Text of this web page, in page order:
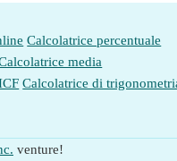
Calcolatrice percentuale
media
Calcolatrice di
venture!